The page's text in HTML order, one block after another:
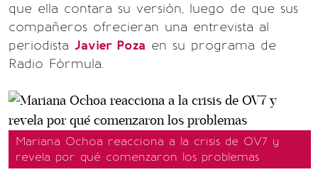
que ella contara su versión, luego de que sus
compañeros ofrecieran una entrevista al
periodista Javier Poza en su programa de
Radio Fórmula.
Mariana Ochoa reacciona a la crisis de OV7 y
revela por qué comenzaron los problemas